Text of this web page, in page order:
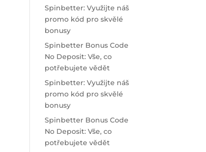
Spinbetter: Využijte náš
promo kód pro skvělé
bonusy
Spinbetter Bonus Code
No Deposit: Vše, co
potřebujete vědět
Spinbetter: Využijte náš
promo kód pro skvělé
bonusy
Spinbetter Bonus Code
No Deposit: Vše, co
potřebujete vědět